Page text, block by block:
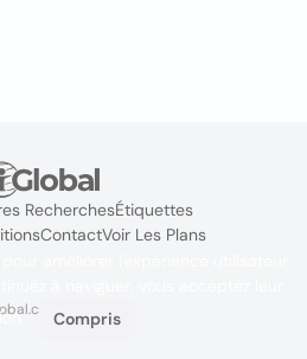
RecherchesÉtiquettes
ContactVoir Les Plans
@ 2024
à naviguer, vous acceptez leur
Compris